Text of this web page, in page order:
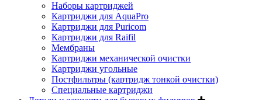
Наборы картриджей
Картриджи для AquaPro
Картриджи для Puricom
Картриджи для Raifil
Мембраны
Картриджи механической очистки
Картриджи угольные
Постфильтры (картридж тонкой очистки)
Специальные картриджи